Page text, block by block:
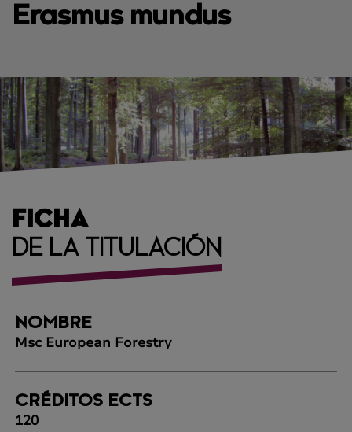
Erasmus mundus
FICHA
DE LA TITULACIÓN
NOMBRE
Msc European Forestry
CRÉDITOS ECTS
120